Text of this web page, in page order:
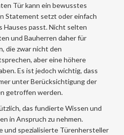
Tür kann ein bewusstes
Statement setzt oder einfach
Hauses passt. Nicht selten
und Bauherren daher für
die zwar nicht den
aber eine höhere
Es ist jedoch wichtig, dass
unter Berücksichtigung der
getroffen werden.
das fundierte Wissen und
in Anspruch zu nehmen.
und spezialisierte Türenhersteller